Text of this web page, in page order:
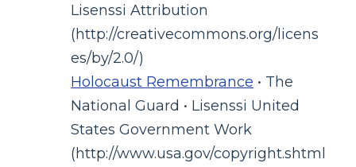
Lisenssi Attribution
(http://creativecommons.org/licens
es/by/2.0/)
Holocaust Remembrance • The
National Guard • Lisenssi United
States Government Work
(http://www.usa.gov/copyright.shtml